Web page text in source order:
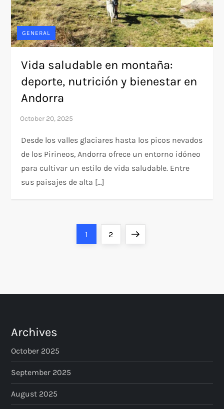
GENERAL
Vida saludable en montaña:
deporte, nutrición y bienestar en
Andorra
Desde los valles glaciares hasta los picos nevados
de los Pirineos, Andorra ofrece un entorno idóneo
para cultivar un estilo de vida saludable. Entre
sus paisajes de alta […]
s
p
a
g
Page
1 Page
2 Next
Archives
October 2025
September 2025
August 2025